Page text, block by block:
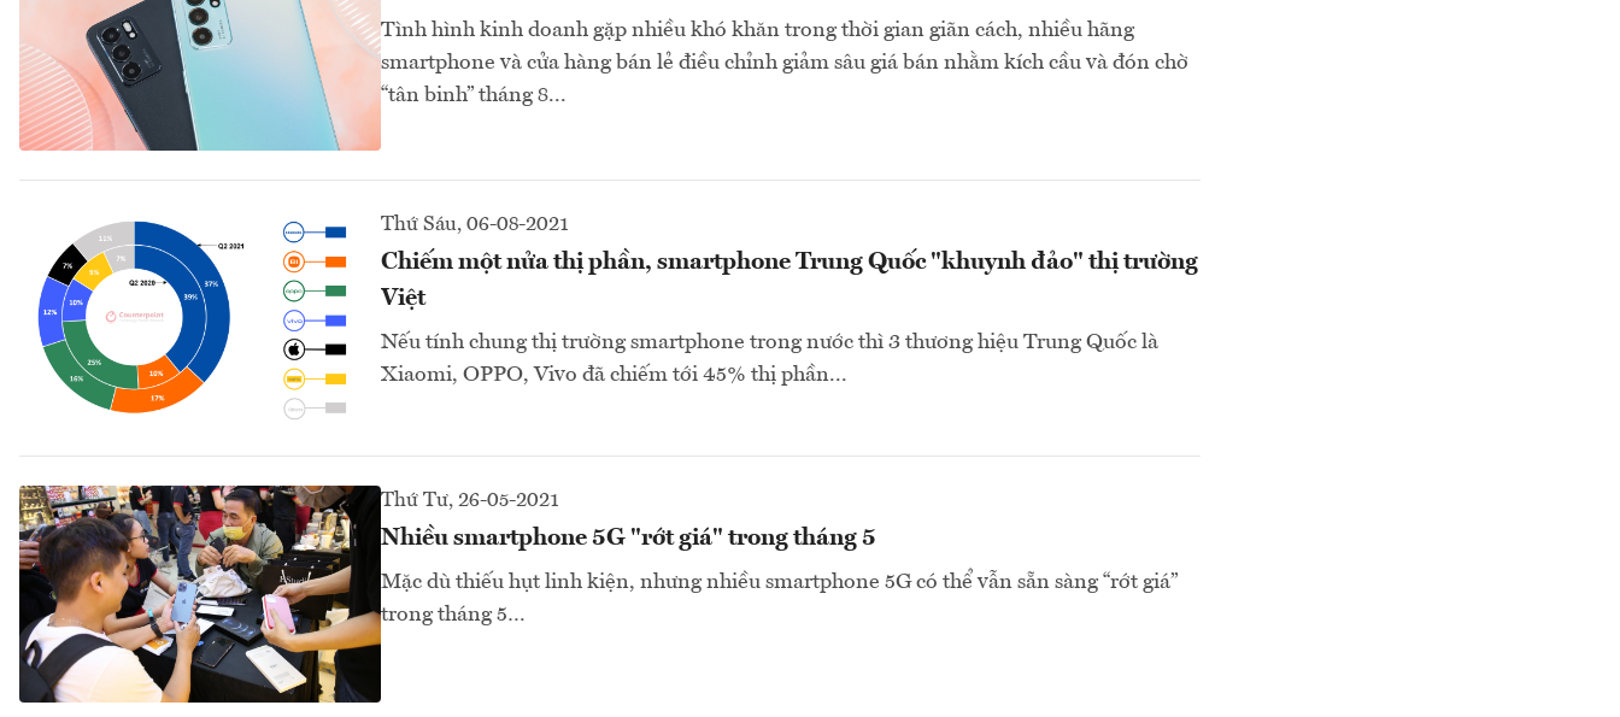
Tình hình kinh doanh gặp nhiều khó khăn trong thời gian giãn cách, nhiều hãng
smartphone và cửa hàng bán lẻ điều chỉnh giảm sâu giá bán nhằm kích cầu và đón chờ
“tân binh” tháng 8...
Thứ Sáu, 06-08-2021
Chiếm một nửa thị phần, smartphone Trung Quốc "khuynh đảo" thị trường
Việt
Nếu tính chung thị trường smartphone trong nước thì 3 thương hiệu Trung Quốc là
Xiaomi, OPPO, Vivo đã chiếm tới 45% thị phần...
Thứ Tư, 26-05-2021
Nhiều smartphone 5G "rớt giá" trong tháng 5
Mặc dù thiếu hụt linh kiện, nhưng nhiều smartphone 5G có thể vẫn sẵn sàng “rớt giá”
trong tháng 5…